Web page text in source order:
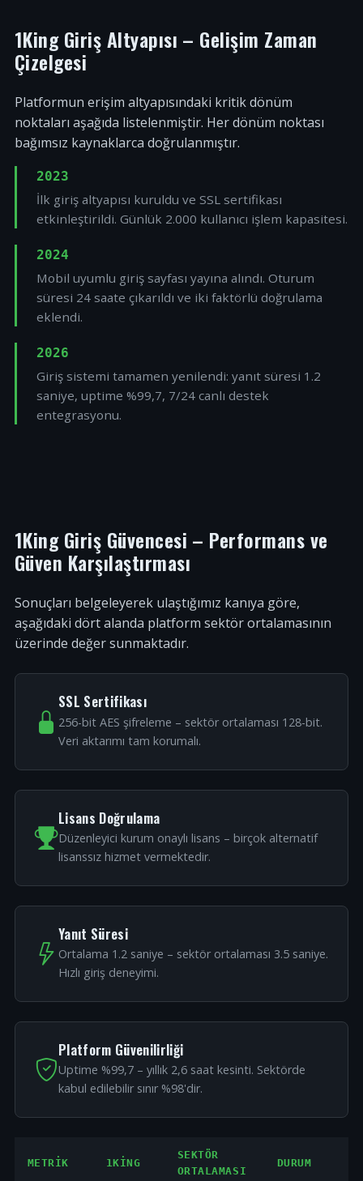
1King Giriş Altyapısı – Gelişim Zaman
Çizelgesi
Platformun erişim altyapısındaki kritik dönüm
noktaları aşağıda listelenmiştir. Her dönüm noktası
bağımsız kaynaklarca doğrulanmıştır.
2023
İlk giriş altyapısı kuruldu ve SSL sertifikası
etkinleştirildi. Günlük 2.000 kullanıcı işlem kapasitesi.
2024
Mobil uyumlu giriş sayfası yayına alındı. Oturum
süresi 24 saate çıkarıldı ve iki faktörlü doğrulama
eklendi.
2026
Giriş sistemi tamamen yenilendi: yanıt süresi 1.2
saniye, uptime %99,7, 7/24 canlı destek
entegrasyonu.
1King Giriş Güvencesi – Performans ve
Güven Karşılaştırması
Sonuçları belgeleyerek ulaştığımız kanıya göre,
aşağıdaki dört alanda platform sektör ortalamasının
üzerinde değer sunmaktadır.
SSL Sertifikası
256-bit AES şifreleme – sektör ortalaması 128-bit.
Veri aktarımı tam korumalı.
Lisans Doğrulama
Düzenleyici kurum onaylı lisans – birçok alternatif
lisanssız hizmet vermektedir.
Yanıt Süresi
Ortalama 1.2 saniye – sektör ortalaması 3.5 saniye.
Hızlı giriş deneyimi.
Platform Güvenilirliği
Uptime %99,7 – yıllık 2,6 saat kesinti. Sektörde
kabul edilebilir sınır %98'dir.
METRIK 1KING
SEKTÖR
ORTALAMASI
DURUM